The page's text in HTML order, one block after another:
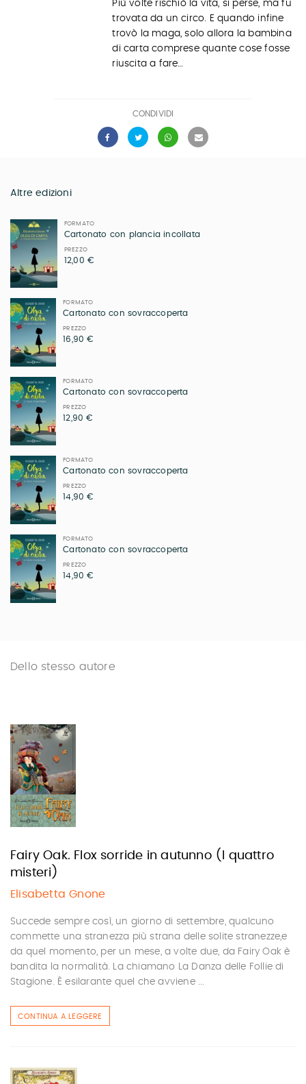
Più volte rischiò la vita, si perse, ma fu
trovata da un circo. E quando infine
trovò la maga, solo allora la bambina
di carta comprese quante cose fosse
riuscita a fare…
CONDIVIDI
Altre edizioni
FORMATO
Cartonato con plancia incollata
PREZZO
12,00 €
FORMATO
Cartonato con sovraccoperta
PREZZO
16,90 €
FORMATO
Cartonato con sovraccoperta
PREZZO
12,90 €
FORMATO
Cartonato con sovraccoperta
PREZZO
14,90 €
FORMATO
Cartonato con sovraccoperta
PREZZO
14,90 €
Dello stesso autore
Fairy Oak. Flox sorride in autunno (I quattro
misteri)
Elisabetta Gnone
Succede sempre così, un giorno di settembre, qualcuno
commette una stranezza più strana delle solite stranezze,e
da quel momento, per un mese, a volte due, da Fairy Oak è
bandita la normalità. La chiamano La Danza delle Follie di
Stagione. È esilarante quel che avviene ...
CONTINUA A LEGGERE